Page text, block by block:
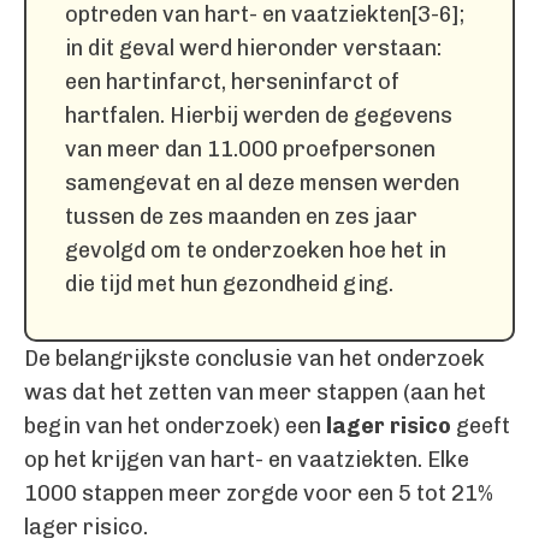
optreden van hart- en vaatziekten[3-6];
in dit geval werd hieronder verstaan:
een hartinfarct, herseninfarct of
hartfalen. Hierbij werden de gegevens
van meer dan 11.000 proefpersonen
samengevat en al deze mensen werden
tussen de zes maanden en zes jaar
gevolgd om te onderzoeken hoe het in
die tijd met hun gezondheid ging.
De belangrijkste conclusie van het onderzoek
was dat het zetten van meer stappen (aan het
begin van het onderzoek) een lager risico geeft
op het krijgen van hart- en vaatziekten. Elke
1000 stappen meer zorgde voor een 5 tot 21%
lager risico.